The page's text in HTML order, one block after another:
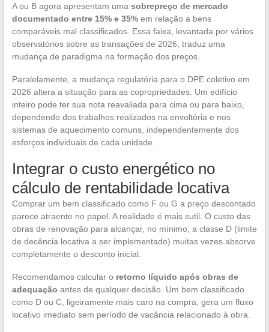
A ou B agora apresentam uma sobrepreço de mercado
documentado entre 15% e 35%em relação a bens
comparáveis mal classificados. Essa faixa, levantada por vários
observatórios sobre as transações de 2026, traduz uma
mudança de paradigma na formação dos preços.
Paralelamente, a mudança regulatória para o DPE coletivo em
2026 altera a situação para as copropriedades. Um edifício
inteiro pode ter sua nota reavaliada para cima ou para baixo,
dependendo dos trabalhos realizados na envoltória e nos
sistemas de aquecimento comuns, independentemente dos
esforços individuais de cada unidade.
Integrar o custo energético no
cálculo de rentabilidade locativa
Comprar um bem classificado como F ou G a preço descontado
parece atraente no papel. A realidade é mais sutil. O custo das
obras de renovação para alcançar, no mínimo, a classe D (limite
de decência locativa a ser implementado) muitas vezes absorve
completamente o desconto inicial.
Recomendamos calcular o retorno líquido após obras de
adequação antes de qualquer decisão. Um bem classificado
como D ou C, ligeiramente mais caro na compra, gera um fluxo
locativo imediato sem período de vacância relacionado à obra.